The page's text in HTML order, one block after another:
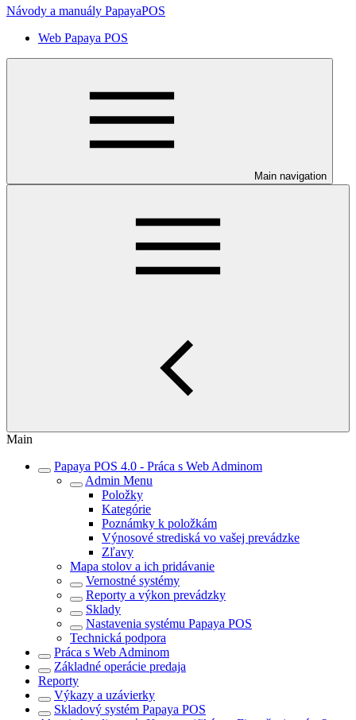
Návody a manuály PapayaPOS
Web Papaya POS
Main navigation
Main
Papaya POS 4.0 - Práca s Web Adminom
Admin Menu
Položky
Kategórie
Poznámky k položkám
Výnosové strediská vo vašej prevádzke
Zľavy
Mapa stolov a ich pridávanie
Vernostné systémy
Reporty a výkon prevádzky
Sklady
Nastavenia systému Papaya POS
Technická podpora
Práca s Web Adminom
Základné operácie predaja
Reporty
Výkazy a uzávierky
Skladový systém Papaya POS